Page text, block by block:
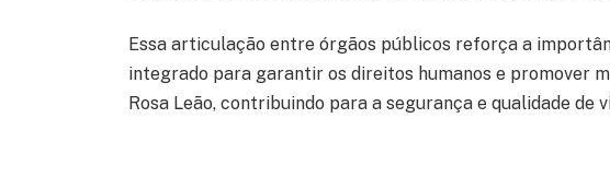
Essa articulação entre órgãos públicos reforça a
integrado para garantir os direitos humanos e promover
Rosa Leão, contribuindo para a segurança e qualidade de